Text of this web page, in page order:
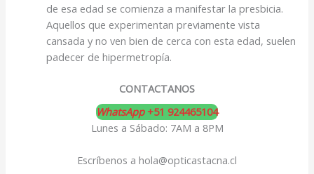
de esa edad se comienza a manifestar la presbicia.
Aquellos que experimentan previamente vista
cansada y no ven bien de cerca con esta edad, suelen
padecer de hipermetropía.
CONTACTANOS
WhatsApp+51 924465104
Lunes a Sábado: 7AM a 8PM
Escríbenos a hola@opticastacna.cl